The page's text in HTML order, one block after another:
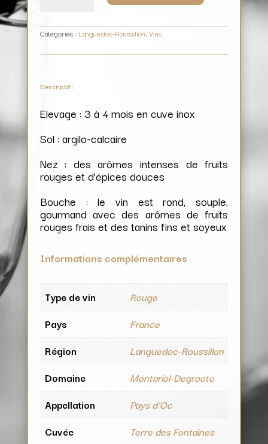
Montariol-
Degroote
Catégories : Languedoc-Roussillon, Vins
Descriptif :
Elevage : 3 à 4 mois en cuve inox
Sol : argilo-calcaire
Nez : des arômes intenses de fruits
rouges et d’épices douces
Bouche : le vin est rond, souple,
gourmand avec des arômes de fruits
rouges frais et des tanins fins et soyeux
Informations complémentaires
Type de vin
Rouge
Pays
France
Région
Languedoc-Roussillon
Domaine
Montariol-Degroote
Appellation
Pays d'Oc
Cuvée
Terre des Fontaines